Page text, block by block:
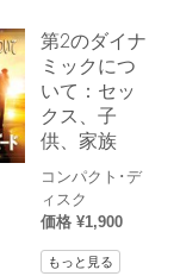
第2のダイナ
ミックにつ
いて：セッ
クス、子
供、家族
コンパクト･デ
ィスク
価格 ¥1,900
もっと見る